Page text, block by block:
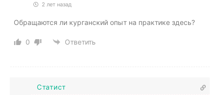
2 лет назад
Обращаются ли курганский опыт на практике здесь?
0 Ответить
Статист